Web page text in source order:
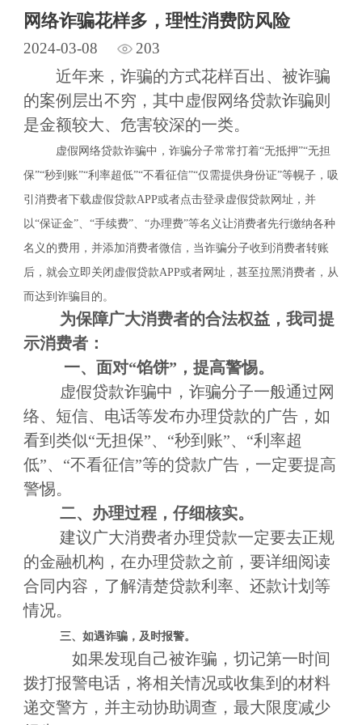
网络诈骗花样多，理性消费防风险
2024-03-08 203
近年来，诈骗的方式花样百出、被诈骗
的案例层出不穷，其中虚假网络贷款诈骗则
是金额较大、危害较深的一类。
虚假网络贷款诈骗中，诈骗分子常常打着“无抵押”“无担
保”“秒到账”“利率超低”“不看征信”“仅需提供身份证”等幌子，吸
引消费者下载虚假贷款APP或者点击登录虚假贷款网址，并
以“保证金”、“手续费”、“办理费”等名义让消费者先行缴纳各种
名义的费用，并添加消费者微信，当诈骗分子收到消费者转账
后，就会立即关闭虚假贷款APP或者网址，甚至拉黑消费者，从
而达到诈骗目的。
为保障广大消费者的合法权益，我司提
示消费者：
一、面对“馅饼”，提高警惕。
虚假贷款诈骗中，诈骗分子一般通过网
络、短信、电话等发布办理贷款的广告，如
看到类似“无担保”、“秒到账”、“利率超
低”、“不看征信”等的贷款广告，一定要提高
警惕。
二、办理过程，仔细核实。
建议广大消费者办理贷款一定要去正规
的金融机构，在办理贷款之前，要详细阅读
合同内容，了解清楚贷款利率、还款计划等
情况。
三、如遇诈骗，及时报警。
如果发现自己被诈骗，切记第一时间
拨打报警电话，将相关情况或收集到的材料
递交警方，并主动协助调查，最大限度减少